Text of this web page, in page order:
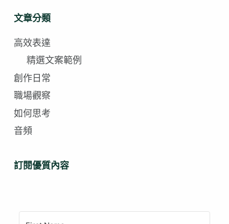
文章分類
高效表達
精選文案範例
創作日常
職場觀察
如何思考
音頻
訂閱優質內容